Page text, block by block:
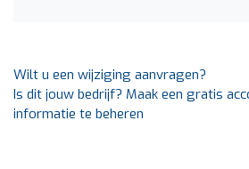
Wilt u een wijziging aanvragen?
Is dit jouw bedrijf? Maak een gratis
informatie te beheren